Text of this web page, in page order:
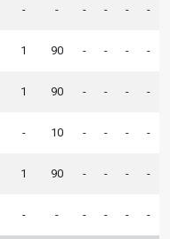
- - - - - -
1 90 - - - -
1 90 - - - -
- 10 - - - -
1 90 - - - -
- - - - - -